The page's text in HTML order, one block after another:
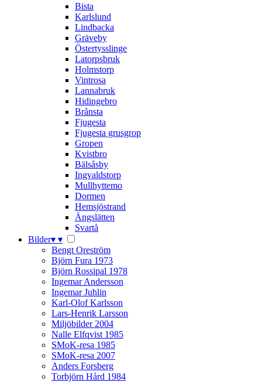
Bista
Karlslund
Lindbacka
Gräveby
Östertysslinge
Latorpsbruk
Holmstorp
Vintrosa
Lannabruk
Hidingebro
Brånsta
Fjugesta
Fjugesta grusgrop
Gropen
Kvistbro
Bälsåsby
Ingvaldstorp
Mullhyttemo
Dormen
Hemsjöstrand
Ängslätten
Svartå
Bilder▾ ▾
Bengt Oreström
Björn Fura 1973
Björn Rossipal 1978
Ingemar Andersson
Ingemar Juhlin
Karl-Olof Karlsson
Lars-Henrik Larsson
Miljöbilder 2004
Nalle Elfqvist 1985
SMoK-resa 1985
SMoK-resa 2007
Anders Forsberg
Torbjörn Hård 1984